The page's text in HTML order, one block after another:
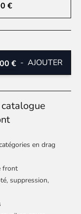
€
€ - AJOUTER
en drag
front
suppression,